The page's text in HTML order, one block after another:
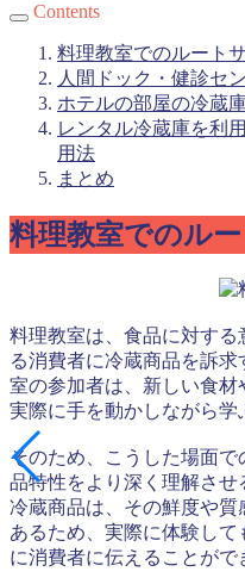
Contents
料理教室でのルート
人間ドック・健診セ
ホテルの部屋の冷蔵
レンタル冷蔵庫を利
用法
まとめ
料理教室でのル
料理教室は、食品に対す
る消費者に冷蔵商品を訴
室の参加者は、新しい食材
実際に手を動かしながら学
そのため、こうした場面
品特性をより深く理解さ
冷蔵商品は、その鮮度や
あるため、実際に体験し
に消費者に伝えることがで